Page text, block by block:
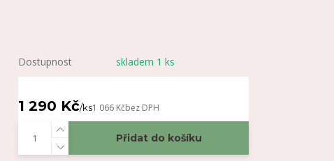
Dostupnost skladem 1 ks
1 290 Kč/ks1 066 Kčbez DPH
Přidat do košíku